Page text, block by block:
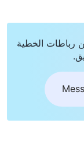
رباطات الخطية